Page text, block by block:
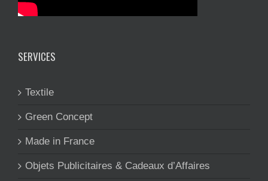
SERVICES
Textile
Green Concept
Made in France
Objets Publicitaires & Cadeaux d’Affaires